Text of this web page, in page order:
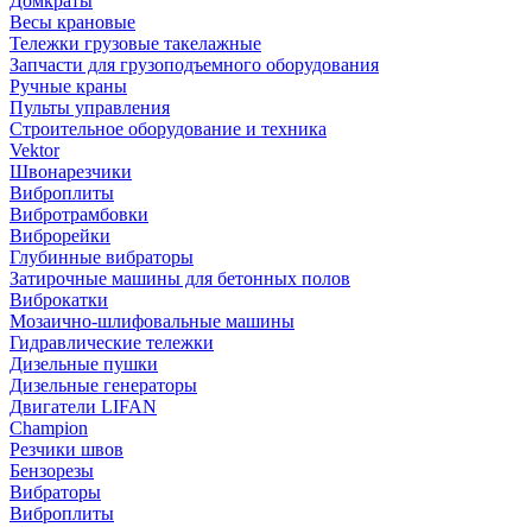
Весы крановые
Тележки грузовые такелажные
Запчасти для грузоподъемного оборудования
Ручные краны
Пульты управления
Строительное оборудование и техника
Vektor
Швонарезчики
Виброплиты
Вибротрамбовки
Виброрейки
Глубинные вибраторы
Затирочные машины для бетонных полов
Виброкатки
Мозаично-шлифовальные машины
Гидравлические тележки
Дизельные пушки
Дизельные генераторы
Двигатели LIFAN
Champion
Резчики швов
Бензорезы
Вибраторы
Виброплиты